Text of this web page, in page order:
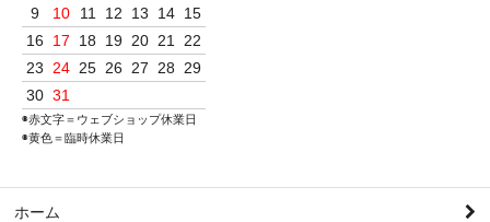
9
10 11 12 13 14 15
16
17 18 19 20 21
22
23
24 25 26 27 28
29
30 31
◉赤文字＝ウェブショップ休業日
◉黄色＝臨時休業日
ホーム